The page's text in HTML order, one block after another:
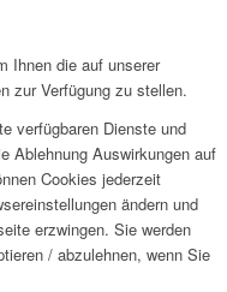
Ihnen die auf unserer
zur Verfügung zu stellen.
verfügbaren Dienste und
Ablehnung Auswirkungen auf
Cookies jederzeit
ändern und
erzwingen. Sie werden
/ abzulehnen, wenn Sie